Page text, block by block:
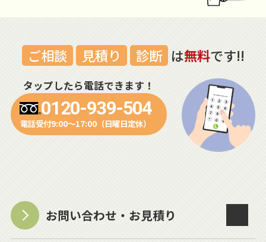
ご相談 見積り 診断 は無料です!!
タップしたら電話できます！
0120-939-504
電話受付9:00～17:00（日曜日定休）
お問い合わせ・お見積り